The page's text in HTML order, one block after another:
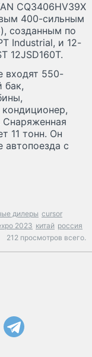
CQ3406HV39X
400-сильным
созданным по
Industrial, и 12-
12JSD160T.
входят 550-
бак,
Снаряженная
11 тонн. Он
автопоезда с
дилеры cursor
2023 китай россия
212 просмотров всего.